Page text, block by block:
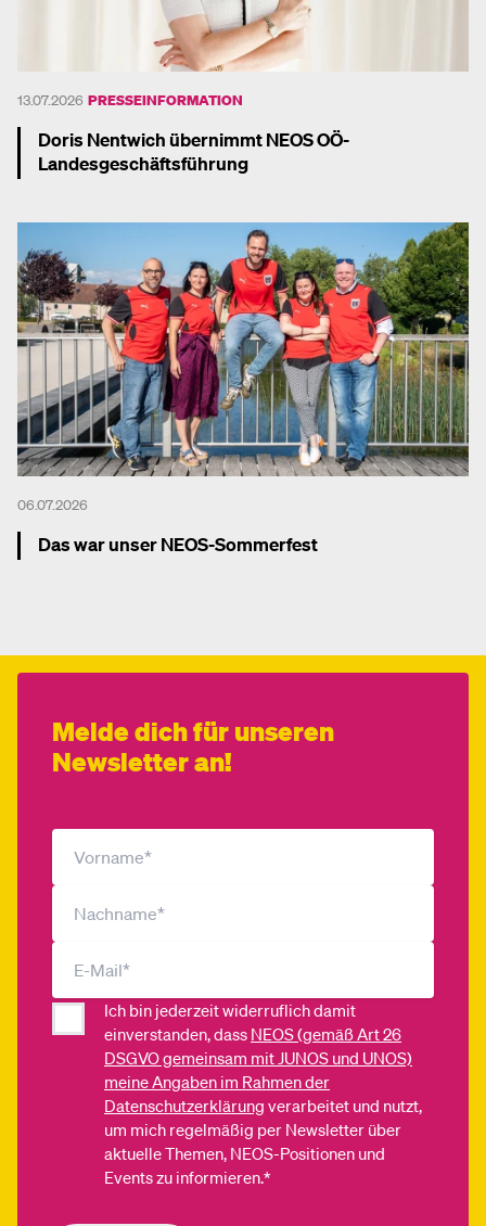
13.07.2026 PRESSEINFORMATION
Doris Nentwich übernimmt NEOS OÖ-
Landesgeschäftsführung
06.07.2026
Das war unser NEOS-Sommerfest
Melde dich für unseren
Newsletter an!
Ich bin jederzeit widerruflich damit
einverstanden, dass NEOS (gemäß Art 26
DSGVO gemeinsam mit JUNOS und UNOS)
meine Angaben im Rahmen der
Datenschutzerklärung verarbeitet und nutzt,
um mich regelmäßig per Newsletter über
aktuelle Themen, NEOS-Positionen und
Events zu informieren.*